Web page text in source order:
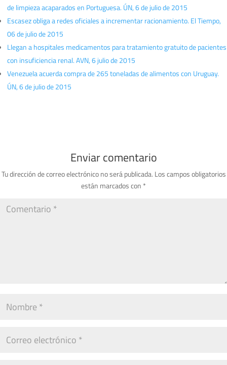
de limpieza acaparados en Portuguesa. ÚN, 6 de julio de 2015
Escasez obliga a redes oficiales a incrementar racionamiento. El Tiempo,
06 de julio de 2015
Llegan a hospitales medicamentos para tratamiento gratuito de pacientes
con insuficiencia renal. AVN, 6 julio de 2015
Venezuela acuerda compra de 265 toneladas de alimentos con Uruguay.
ÚN, 6 de julio de 2015
Enviar comentario
Tu dirección de correo electrónico no será publicada. Los campos obligatorios
están marcados con *